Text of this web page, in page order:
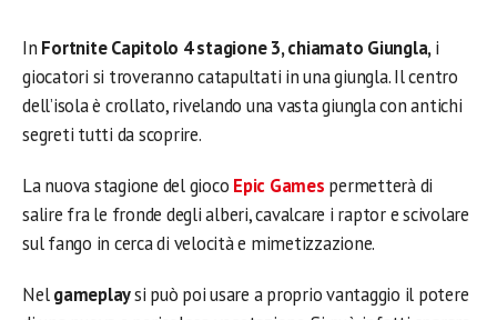
In Fortnite Capitolo 4 stagione 3, chiamato Giungla,i
giocatori si troveranno catapultati in una giungla. Il centro
dell’isola è crollato, rivelando una vasta giungla con antichi
segreti tutti da scoprire.
La nuova stagione del gioco Epic Games permetterà di
salire fra le fronde degli alberi, cavalcare i raptor e scivolare
sul fango in cerca di velocità e mimetizzazione.
Nelgameplaysi può poi usare a proprio vantaggio il potere